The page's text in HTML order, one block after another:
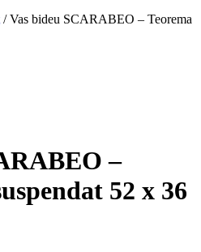
/ Vas bideu SCARABEO – Teorema
–
52 x 36